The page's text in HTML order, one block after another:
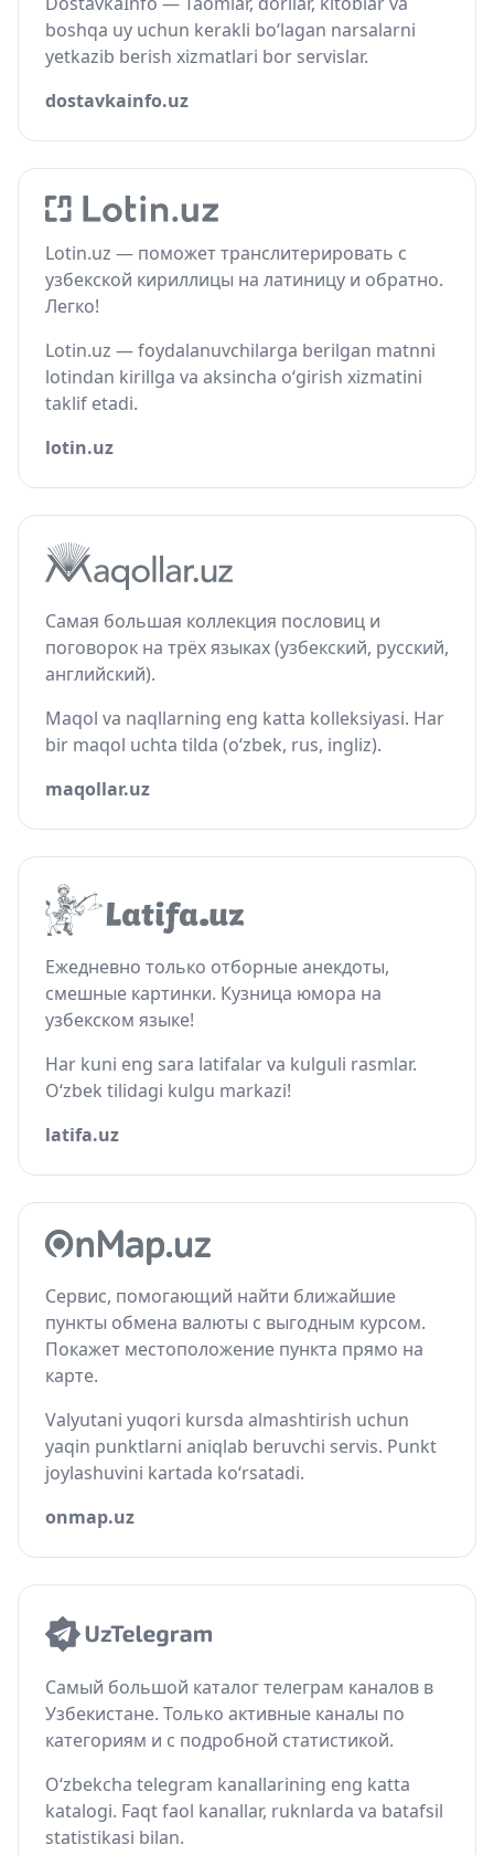
boshqa uy uchun kerakli bo‘lagan narsalarni
yetkazib berish xizmatlari bor servislar.
dostavkainfo.uz
Lotin.uz — поможет транслитерировать с
узбекской кириллицы на латиницу и обратно.
Легко!
Lotin.uz — foydalanuvchilarga berilgan matnni
lotindan kirillga va aksincha o‘girish xizmatini
taklif etadi.
lotin.uz
Самая большая коллекция пословиц и
поговорок на трёх языках (узбекский, русский,
английский).
Maqol va naqllarning eng katta kolleksiyasi. Har
bir maqol uchta tilda (o‘zbek, rus, ingliz).
maqollar.uz
Ежедневно только отборные анекдоты,
смешные картинки. Кузница юмора на
узбекском языке!
Har kuni eng sara latifalar va kulguli rasmlar.
O‘zbek tilidagi kulgu markazi!
latifa.uz
Сервис, помогающий найти ближайшие
пункты обмена валюты с выгодным курсом.
Покажет местоположение пункта прямо на
карте.
Valyutani yuqori kursda almashtirish uchun
yaqin punktlarni aniqlab beruvchi servis. Punkt
joylashuvini kartada ko‘rsatadi.
onmap.uz
Самый большой каталог телеграм каналов в
Узбекистане. Только активные каналы по
категориям и с подробной статистикой.
O‘zbekcha telegram kanallarining eng katta
katalogi. Faqt faol kanallar, ruknlarda va batafsil
statistikasi bilan.